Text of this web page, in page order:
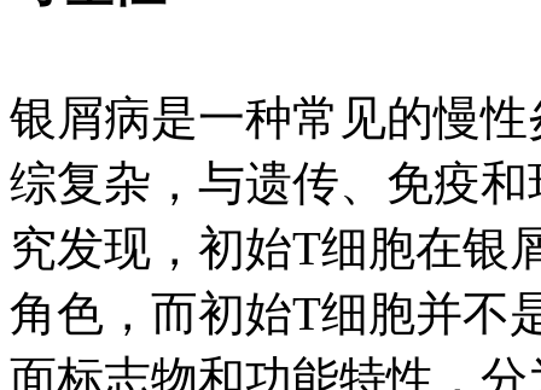
银屑病是一种常见的慢
综复杂，与遗传、免疫
究发现，初始T细胞在银
角色，而初始T细胞并不
面标志物和功能特性，